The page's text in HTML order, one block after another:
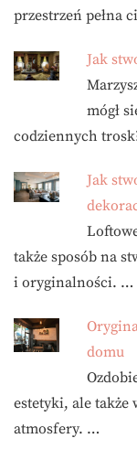
przestrzeń pełna
Jak
mógł
codziennych
Jak
także sposób na
i oryginalności. …
domu
estetyki, ale
atmosfery. …